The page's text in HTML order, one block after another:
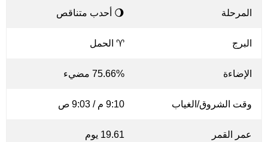
المرحلة 🌖 أحدب متناقص
البرج ♈ الحمل
الإضاءة 75.66% مضيء
وقت الشروق/الغياب 9:10 م / 9:03 ص
عمر القمر 19.61 يوم